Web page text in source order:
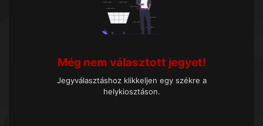
Még nem választott jegyet!
Jegyválasztáshoz klikkeljen egy székre a
helykiosztáson.